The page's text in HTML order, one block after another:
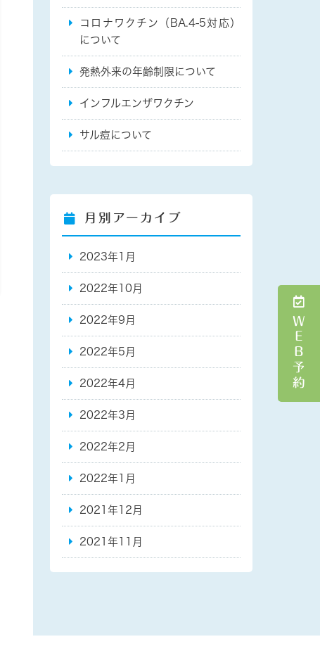
ＷＥＢ予約
コロナワクチン（BA.4-5対応）
について
発熱外来の年齢制限について
インフルエンザワクチン
サル痘について
月別アーカイブ
2023年1月
2022年10月
2022年9月
2022年5月
2022年4月
2022年3月
2022年2月
2022年1月
2021年12月
2021年11月